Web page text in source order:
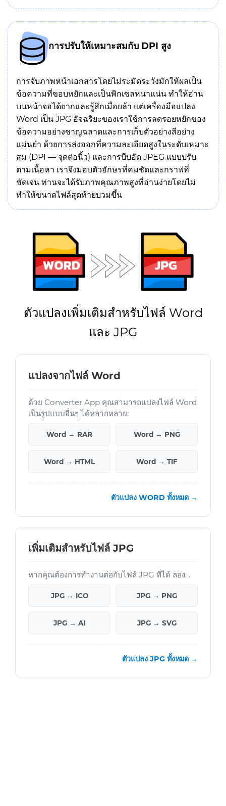
การปรับให้เหมาะสมกับ DPI สูง
การจับภาพหน้าเอกสารโดยไม่ระมัดระวังมักให้ผลเป็น
ข้อความที่ขอบหยักและเป็นพิกเซลหนาแน่น ทำให้อ่าน
บนหน้าจอได้ยากและรู้สึกเมื่อยล้า แต่เครื่องมือแปลง
Word เป็น JPG อัจฉริยะของเราใช้การลดรอยหยักของ
ข้อความอย่างชาญฉลาดและการเก็บตัวอย่างสีอย่าง
แม่นยำ ด้วยการส่งออกที่ความละเอียดสูงในระดับเหมาะ
สม (DPI — จุดต่อนิ้ว) และการบีบอัด JPEG แบบปรับ
ตามเนื้อหา เราจึงมอบตัวอักษรที่คมชัดและกราฟที่
ชัดเจน ท่านจะได้รับภาพคุณภาพสูงที่อ่านง่ายโดยไม่
ทำให้ขนาดไฟล์สุดท้ายบวมขึ้น
ตัวแปลงเพิ่มเติมสำหรับไฟล์ Word
และ JPG
แปลงจากไฟล์ Word
ด้วย Converter App คุณสามารถแปลงไฟล์ Word
เป็นรูปแบบอื่นๆ ได้หลากหลาย:
Word → RAR Word → PNG
Word → HTML Word → TIF
ตัวแปลง WORD ทั้งหมด →
เพิ่มเติมสำหรับไฟล์ JPG
หากคุณต้องการทำงานต่อกับไฟล์ JPG ที่ได้ ลอง: .
JPG → ICO JPG → PNG
JPG → AI JPG → SVG
ตัวแปลง JPG ทั้งหมด →